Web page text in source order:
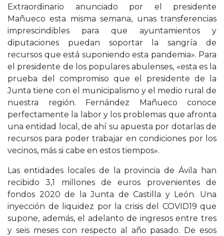
Extraordinario anunciado por el presidente
Mañueco esta misma semana, unas transferencias
imprescindibles para que ayuntamientos y
diputaciones puedan soportar la sangría de
recursos que está suponiendo esta pandemia». Para
el presidente de los populares abulenses, «esta es la
prueba del compromiso que el presidente de la
Junta tiene con el municipalismo y el medio rural de
nuestra región. Fernández Mañueco conoce
perfectamente la labor y los problemas que afronta
una entidad local, de ahí su apuesta por dotarlas de
recursos para poder trabajar en condiciones por los
vecinos, más si cabe en estos tiempos».
Las entidades locales de la provincia de Ávila han
recibido 3,1 millones de euros provenientes de
fondos 2020 de la Junta de Castilla y León. Una
inyección de liquidez por la crisis del COVID19 que
supone, además, el adelanto de ingresos entre tres
y seis meses con respecto al año pasado. De esos